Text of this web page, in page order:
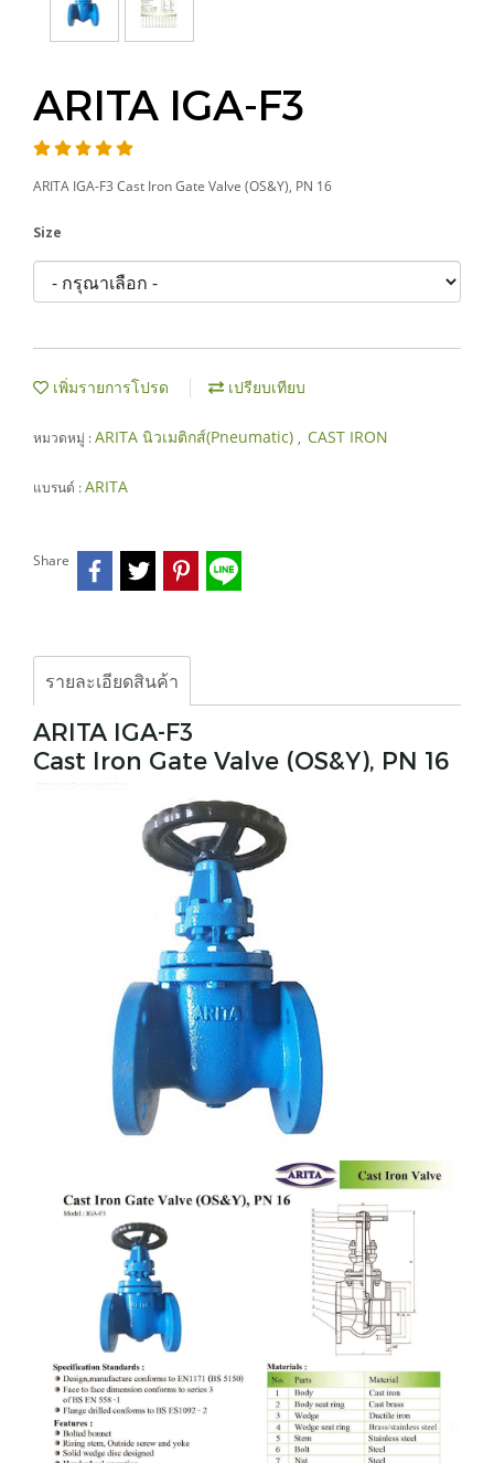
ARITA IGA-F3
ARITA IGA-F3 Cast Iron Gate Valve (OS&Y), PN 16
Size
เพิ่มรายการโปรด เปรียบเทียบ
หมวดหมู่ :ARITA นิวเมติกส์(Pneumatic) , CAST IRON
แบรนด์ :ARITA
Share
รายละเอียดสินค้า
ARITA IGA-F3
Cast Iron Gate Valve (OS&Y), PN 16